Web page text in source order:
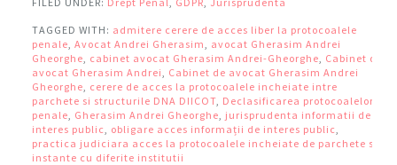
TAGGED WITH: admitere cerere de acces liber la protocoalele
penale, Avocat Andrei Gherasim, avocat Gherasim Andrei
Gheorghe, cabinet avocat Gherasim Andrei-Gheorghe, Cabinet de
avocat Gherasim Andrei, Cabinet de avocat Gherasim Andrei
Gheorghe, cerere de acces la protocoalele incheiate intre
parchete si structurile DNA DIICOT, Declasificarea protocoalelor
penale, Gherasim Andrei Gheorghe, jurisprudenta informatii de
interes public, obligare acces informații de interes public,
practica judiciara acces la protocoalele incheiate de parchete si
instante cu diferite institutii